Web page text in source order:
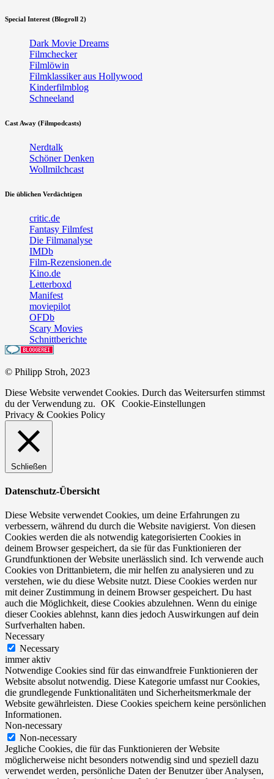
Special Interest (Blogroll 2)
Dark Movie Dreams
Filmchecker
Filmlöwin
Filmklassiker aus Hollywood
Kinderfilmblog
Schneeland
Cast Away (Filmpodcasts)
Nerdtalk
Schöner Denken
Wollmilchcast
Die üblichen Verdächtigen
critic.de
Fantasy Filmfest
Die Filmanalyse
IMDb
Film-Rezensionen.de
Kino.de
Letterboxd
Manifest
moviepilot
OFDb
Scary Movies
Schnittberichte
© Philipp Stroh, 2023
Diese Website verwendet Cookies. Durch das Weitersurfen stimmst
du der Verwendung zu. OK
Cookie-Einstellungen
Privacy & Cookies Policy
Schließen
Datenschutz-Übersicht
Diese Website verwendet Cookies, um deine Erfahrungen zu
verbessern, während du durch die Website navigierst. Von diesen
Cookies werden die als notwendig kategorisierten Cookies in
deinem Browser gespeichert, da sie für das Funktionieren der
Grundfunktionen der Website unerlässlich sind. Ich verwende auch
Cookies von Drittanbietern, die mir helfen zu analysieren und zu
verstehen, wie du diese Website nutzt. Diese Cookies werden nur
mit deiner Zustimmung in deinem Browser gespeichert. Du hast
auch die Möglichkeit, diese Cookies abzulehnen. Wenn du einige
dieser Cookies ablehnst, kann dies jedoch Auswirkungen auf dein
Surfverhalten haben.
Necessary
Necessary
immer aktiv
Notwendige Cookies sind für das einwandfreie Funktionieren der
Website absolut notwendig. Diese Kategorie umfasst nur Cookies,
die grundlegende Funktionalitäten und Sicherheitsmerkmale der
Website gewährleisten. Diese Cookies speichern keine persönlichen
Informationen.
Non-necessary
Non-necessary
Jegliche Cookies, die für das Funktionieren der Website
möglicherweise nicht besonders notwendig sind und speziell dazu
verwendet werden, persönliche Daten der Benutzer über Analysen,